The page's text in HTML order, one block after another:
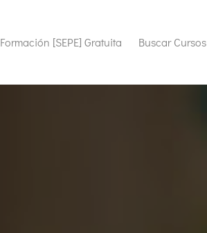
Formación [SEPE] Gratuita (current)
Buscar Cursos